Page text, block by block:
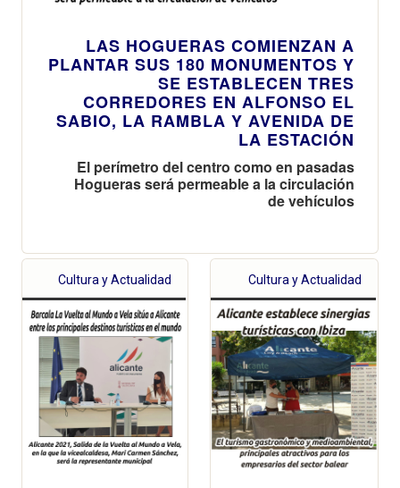
LAS HOGUERAS COMIENZAN A
PLANTAR SUS 180 MONUMENTOS Y
SE ESTABLECEN TRES
CORREDORES EN ALFONSO EL
SABIO, LA RAMBLA Y AVENIDA DE
LA ESTACIÓN
El perímetro del centro como en pasadas
Hogueras será permeable a la circulación
de vehículos
Cultura y Actualidad Cultura y Actualidad